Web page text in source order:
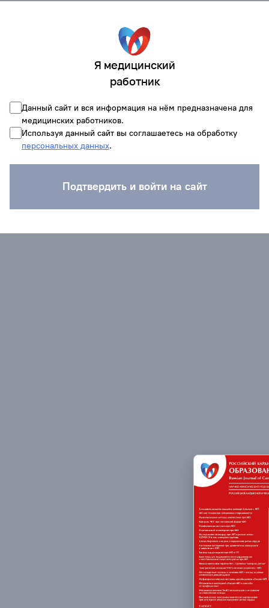
Я медицинский
работник
Данный сайт и вся информация на нём предназначена для
медицинских работников.
Используя данный сайт вы соглашаетесь на обработку
персональных данных.
Подтвердить и войти на сайт